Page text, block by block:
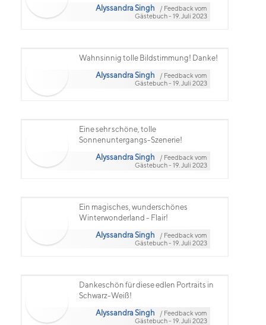
Alyssandra Singh
/ Feedback vom
Gästebuch - 19. Juli 2023
Wahnsinnig tolle Bildstimmung! Danke!
Alyssandra Singh
/ Feedback vom
Gästebuch - 19. Juli 2023
Eine sehr schöne, tolle
Sonnenuntergangs-Szenerie!
Alyssandra Singh
/ Feedback vom
Gästebuch - 19. Juli 2023
Ein magisches, wunderschönes
Winterwonderland - Flair!
Alyssandra Singh
/ Feedback vom
Gästebuch - 19. Juli 2023
Dankeschön für diese edlen Portraits in
Schwarz-Weiß!
Alyssandra Singh
/ Feedback vom
Gästebuch - 19. Juli 2023